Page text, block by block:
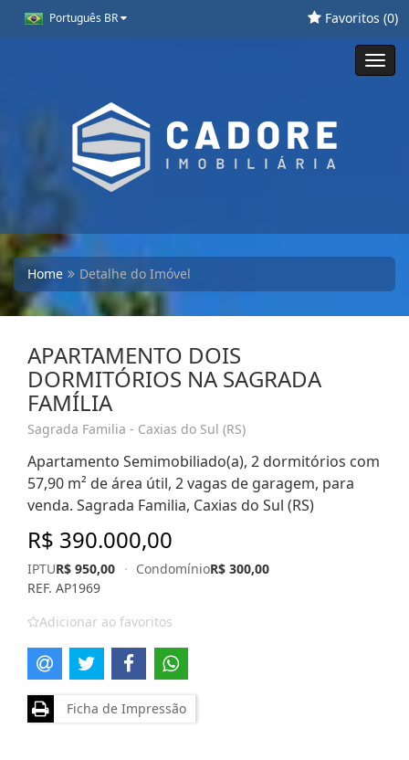
Português BR Favoritos (0)
Home Detalhe do Imóvel
APARTAMENTO DOIS
DORMITÓRIOS NA SAGRADA
FAMÍLIA
Sagrada Familia - Caxias do Sul (RS)
Apartamento Semimobiliado(a), 2 dormitórios com
57,90 m² de área útil, 2 vagas de garagem, para
venda. Sagrada Familia, Caxias do Sul (RS)
R$ 390.000,00
IPTUR$ 950,00 · CondomínioR$ 300,00
REF. AP1969
Adicionar ao favoritos
Ficha de Impressão